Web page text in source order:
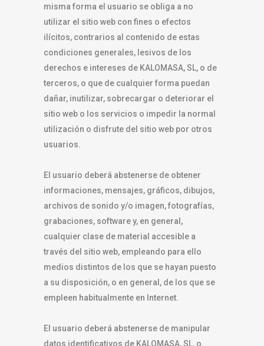
misma forma el usuario se obliga a no
utilizar el sitio web con fines o efectos
ilícitos, contrarios al contenido de estas
condiciones generales, lesivos de los
derechos e intereses de KALOMASA, SL, o de
terceros, o que de cualquier forma puedan
dañar, inutilizar, sobrecargar o deteriorar el
sitio web o los servicios o impedir la normal
utilización o disfrute del sitio web por otros
usuarios.
El usuario deberá abstenerse de obtener
informaciones, mensajes, gráficos, dibujos,
archivos de sonido y/o imagen, fotografías,
grabaciones, software y, en general,
cualquier clase de material accesible a
través del sitio web, empleando para ello
medios distintos de los que se hayan puesto
a su disposición, o en general, de los que se
empleen habitualmente en Internet.
El usuario deberá abstenerse de manipular
datos identificativos de KALOMASA, SL, o